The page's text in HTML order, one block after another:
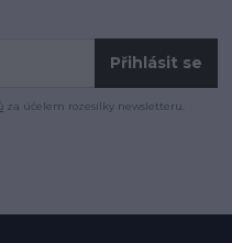
Přihlásit se
za účelem rozesílky newsletteru.